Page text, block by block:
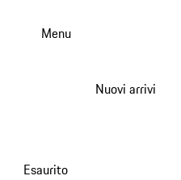
Menu
Nuovi arrivi
Esaurito